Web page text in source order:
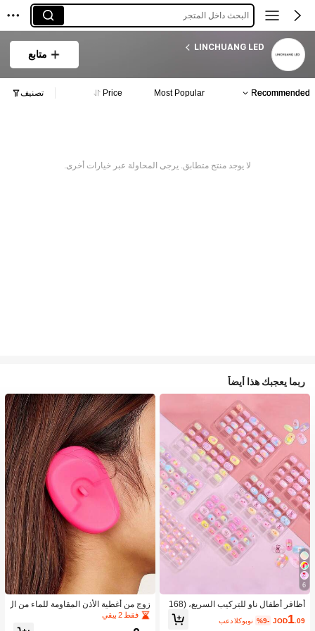
البحث داخل المتجر
LINCHUANG LED
متابع
Recommended
Most Popular
Price تصنيف
لا يوجد منتج متطابق. يرجى المحاولة عبر خيارات أخرى.
ربما يعجبك هذا أيضاً
6
أظافر أطفال ناو للتركيب السريع، (168
قطعة و 24 قطعة) أظافر صناعية مسبقة
اللصق للأطفال، مجموعة أظافر صناعية
JOD1.09
%9- بعد الكوبون
زوج من أغطية الأذن المقاومة للماء من ال
سيليكون لصبغ الشعر، أداة تصفيف الشع
فقط 2 بيقي